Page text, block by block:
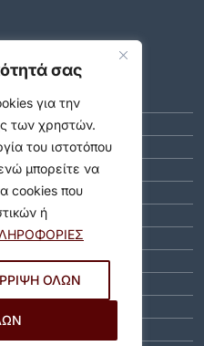
σας
για την
των χρηστών.
του ιστοτόπου
μπορείτε να
cookies που
ή
ΟΛΩΝ